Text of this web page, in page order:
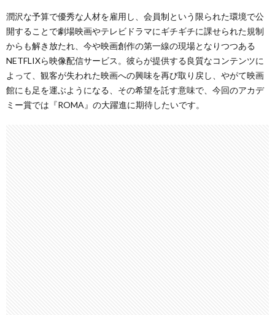
潤沢な予算で優秀な人材を雇用し、会員制という限られた環境で公
開することで劇場映画やテレビドラマにギチギチに課せられた規制
からも解き放たれ、今や映画創作の第一線の現場となりつつある
NETFLIXら映像配信サービス。彼らが提供する良質なコンテンツに
よって、観客が失われた映画への興味を再び取り戻し、やがて映画
館にも足を運ぶようになる、その希望を託す意味で、今回のアカデ
ミー賞では『ROMA』の大躍進に期待したいです。